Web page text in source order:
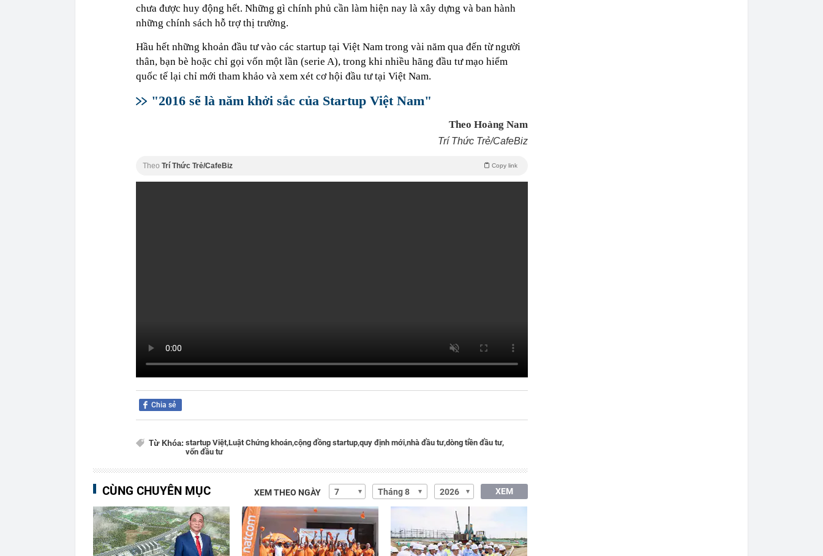
chưa được huy động hết. Những gì chính phủ cần làm hiện nay là xây dựng và ban hành
những chính sách hỗ trợ thị trường.
Hầu hết những khoản đầu tư vào các startup tại Việt Nam trong vài năm qua đến từ người
thân, bạn bè hoặc chỉ gọi vốn một lần (serie A), trong khi nhiều hãng đầu tư mạo hiểm
quốc tế lại chỉ mới tham khảo và xem xét cơ hội đầu tư tại Việt Nam.
"2016 sẽ là năm khởi sắc của Startup Việt Nam"
Theo Hoàng Nam
Trí Thức Trẻ/CafeBiz
Theo Trí Thức Trẻ/CafeBiz Copy link
Chia sẻ
Từ Khóa: startup Việt,Luật Chứng khoán,cộng đồng startup,quy định mới,nhà đầu tư,dòng tiền đầu tư,
vốn đầu tư
CÙNG CHUYÊN MỤC XEM THEO NGÀY XEM